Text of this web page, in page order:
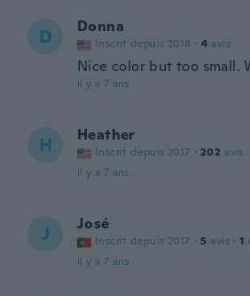
D Donna
Inscrit depuis 2018 · 4 avis
Nice color but too small.
il y a 7 ans
H Heather
Inscrit depuis 2017 · 202 avis
il y a 7 ans
J José
Inscrit depuis 2017 · 5 avis · 1
il y a 7 ans